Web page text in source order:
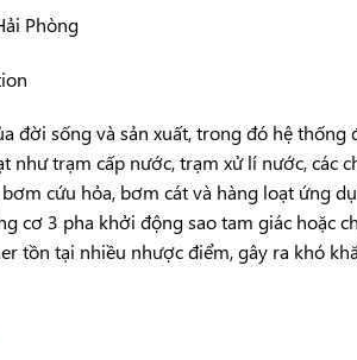
Phòng
đời sống và sản xuất, trong đó hệ thống
trạm cấp nước, trạm xử lí nước, các
cứu hỏa, bơm cát và hàng loạt ứng
cơ 3 pha khởi động sao tam giác hoặc
tồn tại nhiều nhược điểm, gây ra khó